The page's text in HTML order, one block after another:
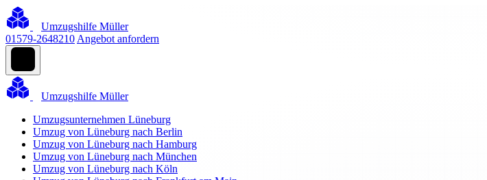
Umzugshilfe Müller
01579-2648210 Angebot anfordern
Umzugshilfe Müller
Umzugsunternehmen Lüneburg
Umzug von Lüneburg nach Berlin
Umzug von Lüneburg nach Hamburg
Umzug von Lüneburg nach München
Umzug von Lüneburg nach Köln